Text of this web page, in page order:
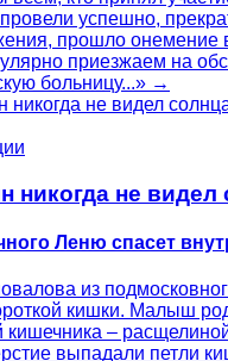
успешно,
прошло онемение
приезжаем на
больницу...» →
никогда не видел
Леню спасет
из
кишки. Малыш
кишечника –
выпадали петли